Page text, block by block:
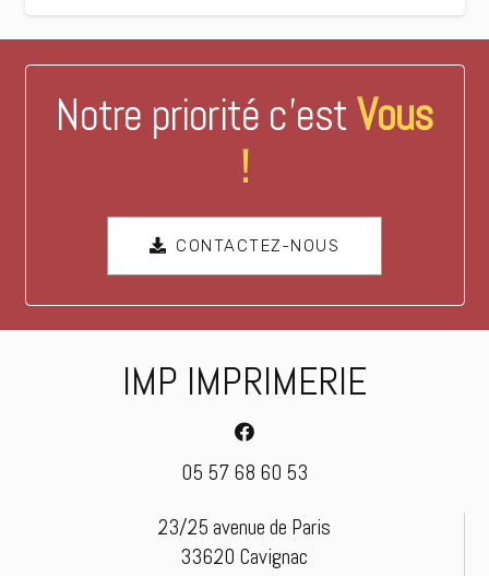
Notre priorité c’estVous
!
CONTACTEZ-NOUS
IMP IMPRIMERIE
05 57 68 60 53
23/25 avenue de Paris
33620 Cavignac